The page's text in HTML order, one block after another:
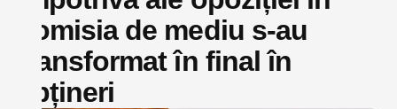
comisia de mediu s-au
transformat în final în
abțineri